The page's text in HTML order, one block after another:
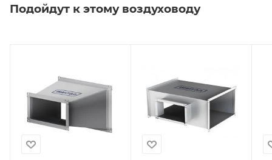
Подойдут к этому воздуховоду